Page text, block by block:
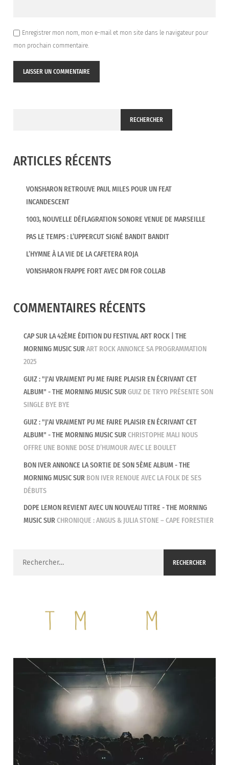
Enregistrer mon nom, mon e-mail et mon site dans le navigateur pour
mon prochain commentaire.
RECHERCHER
ARTICLES RÉCENTS
VONSHARON RETROUVE PAUL MILES POUR UN FEAT
INCANDESCENT
1003, NOUVELLE DÉFLAGRATION SONORE VENUE DE MARSEILLE
PAS LE TEMPS : L’UPPERCUT SIGNÉ BANDIT BANDIT
L’HYMNE À LA VIE DE LA CAFETERA ROJA
VONSHARON FRAPPE FORT AVEC DM FOR COLLAB
COMMENTAIRES RÉCENTS
CAP SUR LA 42ÈME ÉDITION DU FESTIVAL ART ROCK | THE
MORNING MUSICSURART ROCK ANNONCE SA PROGRAMMATION
2025
GUIZ : "J'AI VRAIMENT PU ME FAIRE PLAISIR EN ÉCRIVANT CET
ALBUM" - THE MORNING MUSICSURGUIZ DE TRYO PRÉSENTE SON
SINGLE BYE BYE
GUIZ : "J'AI VRAIMENT PU ME FAIRE PLAISIR EN ÉCRIVANT CET
ALBUM" - THE MORNING MUSICSURCHRISTOPHE MALI NOUS
OFFRE UNE BONNE DOSE D’HUMOUR AVEC LE BOULET
BON IVER ANNONCE LA SORTIE DE SON 5ÈME ALBUM - THE
MORNING MUSICSUR BON IVER RENOUE AVEC LA FOLK DE SES
DÉBUTS
DOPE LEMON REVIENT AVEC UN NOUVEAU TITRE - THE MORNING
MUSICSURCHRONIQUE : ANGUS & JULIA STONE – CAPE FORESTIER